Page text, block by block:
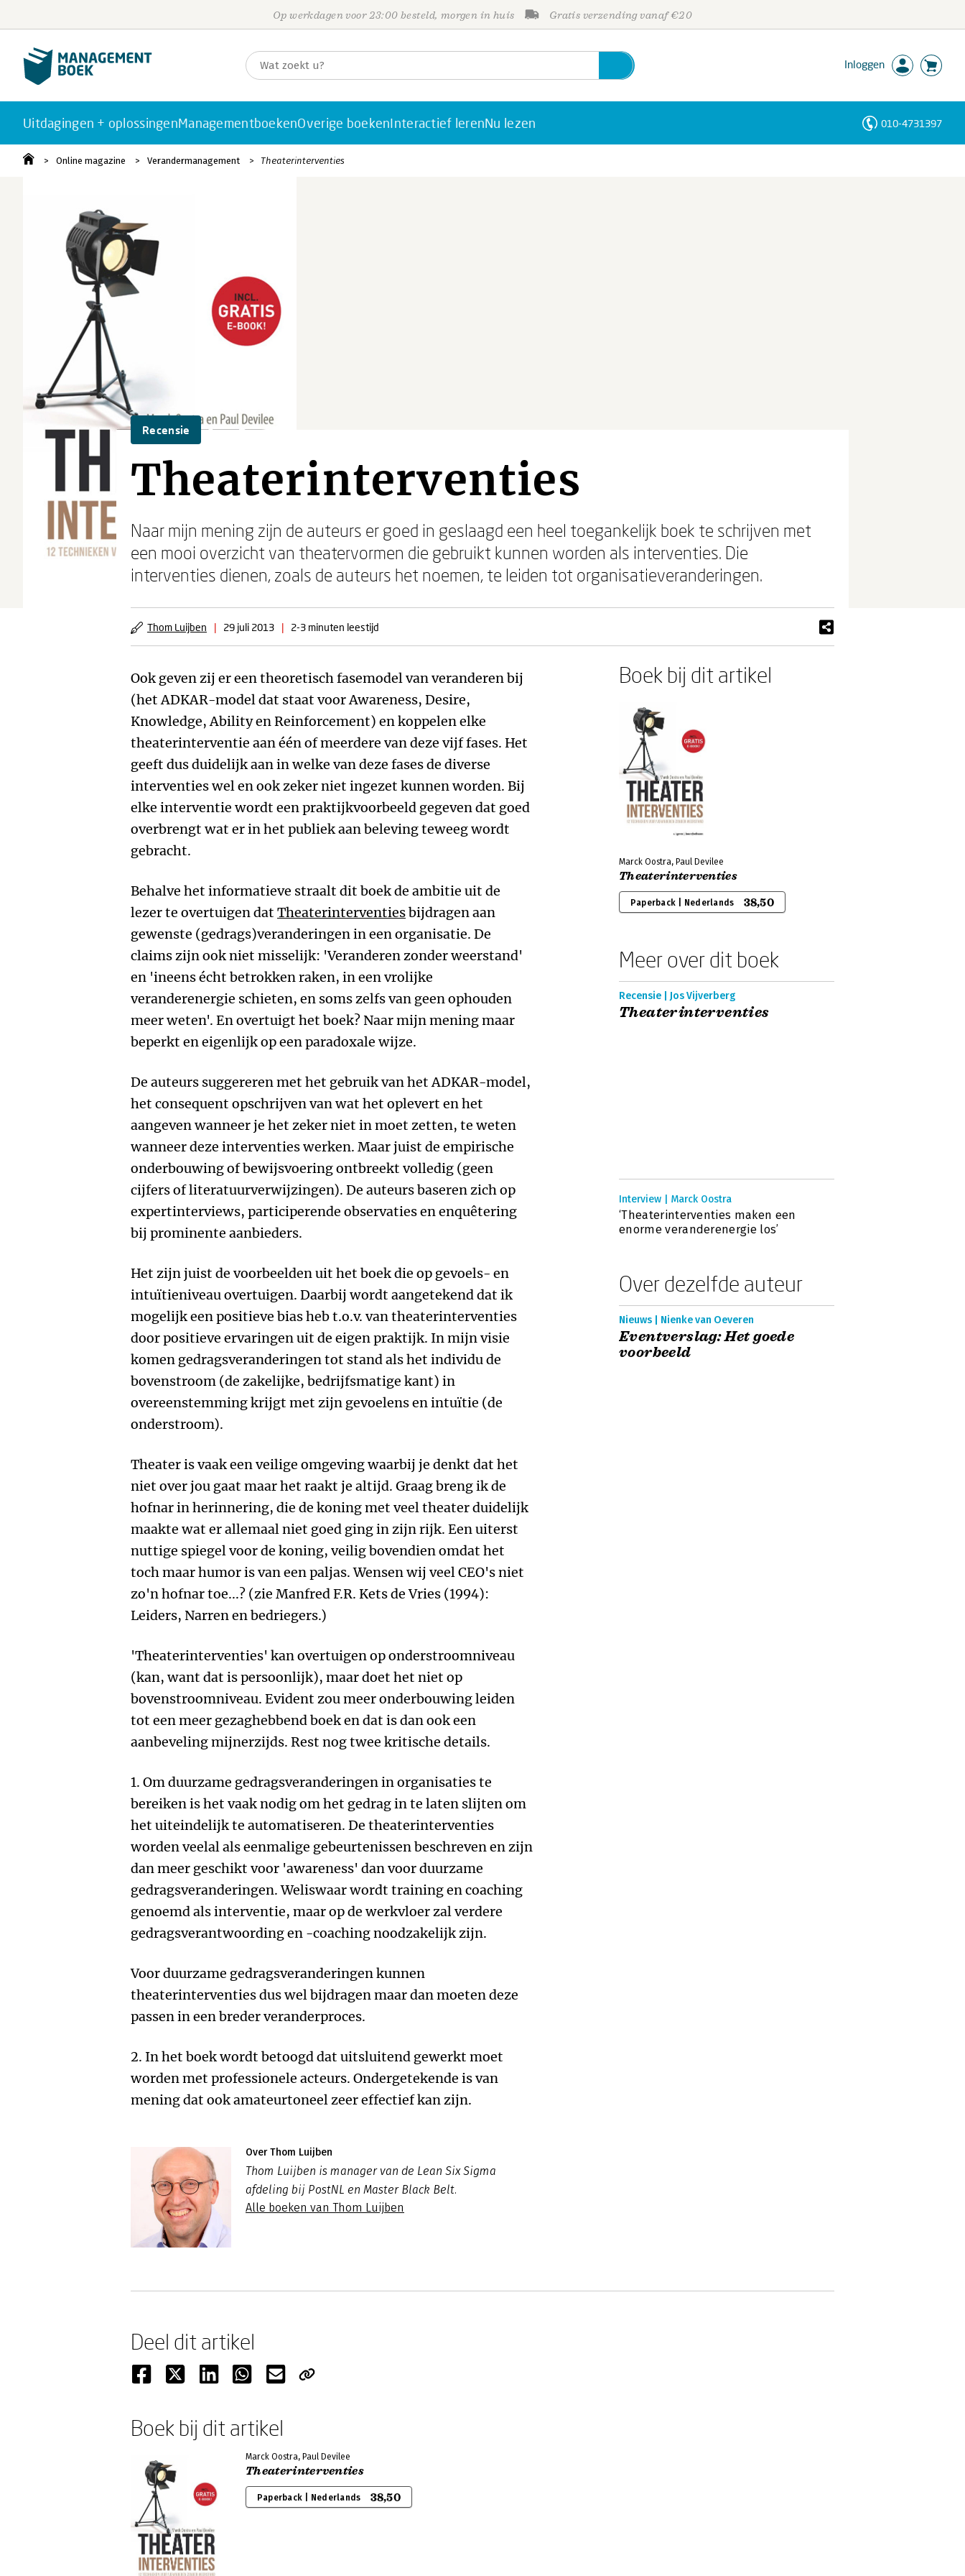
Op werkdagen voor 23:00 besteld, morgen in huis Gratis verzending vanaf €20
Inloggen
Uitdagingen + oplossingenManagementboekenOverige boekenInteractief lerenNu lezen 010-4731397
Online magazine Verandermanagement Theaterinterventies
Recensie
Theaterinterventies
Naar mijn mening zijn de auteurs er goed in geslaagd een heel toegankelijk boek te schrijven met
een mooi overzicht van theatervormen die gebruikt kunnen worden als interventies. Die
interventies dienen, zoals de auteurs het noemen, te leiden tot organisatieveranderingen.
Thom Luijben | 29 juli 2013 | 2-3 minuten leestijd
Ook geven zij er een theoretisch fasemodel van veranderen bij
(het ADKAR-model dat staat voor Awareness, Desire,
Knowledge, Ability en Reinforcement) en koppelen elke
theaterinterventie aan één of meerdere van deze vijf fases. Het
geeft dus duidelijk aan in welke van deze fases de diverse
interventies wel en ook zeker niet ingezet kunnen worden. Bij
elke interventie wordt een praktijkvoorbeeld gegeven dat goed
overbrengt wat er in het publiek aan beleving teweeg wordt
gebracht.
Behalve het informatieve straalt dit boek de ambitie uit de
lezer te overtuigen dat Theaterinterventiesbijdragen aan
gewenste (gedrags)veranderingen in een organisatie. De
claims zijn ook niet misselijk: 'Veranderen zonder weerstand'
en 'ineens écht betrokken raken, in een vrolijke
veranderenergie schieten, en soms zelfs van geen ophouden
meer weten'. En overtuigt het boek? Naar mijn mening maar
beperkt en eigenlijk op een paradoxale wijze.
De auteurs suggereren met het gebruik van het ADKAR-model,
het consequent opschrijven van wat het oplevert en het
aangeven wanneer je het zeker niet in moet zetten, te weten
wanneer deze interventies werken. Maar juist de empirische
onderbouwing of bewijsvoering ontbreekt volledig (geen
cijfers of literatuurverwijzingen). De auteurs baseren zich op
expertinterviews, participerende observaties en enquêtering
bij prominente aanbieders.
Het zijn juist de voorbeelden uit het boek die op gevoels- en
intuïtieniveau overtuigen. Daarbij wordt aangetekend dat ik
mogelijk een positieve bias heb t.o.v. van theaterinterventies
door positieve ervaringen uit de eigen praktijk. In mijn visie
komen gedragsveranderingen tot stand als het individu de
bovenstroom (de zakelijke, bedrijfsmatige kant) in
overeenstemming krijgt met zijn gevoelens en intuïtie (de
onderstroom).
Theater is vaak een veilige omgeving waarbij je denkt dat het
niet over jou gaat maar het raakt je altijd. Graag breng ik de
hofnar in herinnering, die de koning met veel theater duidelijk
maakte wat er allemaal niet goed ging in zijn rijk. Een uiterst
nuttige spiegel voor de koning, veilig bovendien omdat het
toch maar humor is van een paljas. Wensen wij veel CEO's niet
zo'n hofnar toe...? (zie Manfred F.R. Kets de Vries (1994):
Leiders, Narren en bedriegers.)
'Theaterinterventies' kan overtuigen op onderstroomniveau
(kan, want dat is persoonlijk), maar doet het niet op
bovenstroomniveau. Evident zou meer onderbouwing leiden
tot een meer gezaghebbend boek en dat is dan ook een
aanbeveling mijnerzijds. Rest nog twee kritische details.
1. Om duurzame gedragsveranderingen in organisaties te
bereiken is het vaak nodig om het gedrag in te laten slijten om
het uiteindelijk te automatiseren. De theaterinterventies
worden veelal als eenmalige gebeurtenissen beschreven en zijn
dan meer geschikt voor 'awareness' dan voor duurzame
gedragsveranderingen. Weliswaar wordt training en coaching
genoemd als interventie, maar op de werkvloer zal verdere
gedragsverantwoording en -coaching noodzakelijk zijn.
Voor duurzame gedragsveranderingen kunnen
theaterinterventies dus wel bijdragen maar dan moeten deze
passen in een breder veranderproces.
2. In het boek wordt betoogd dat uitsluitend gewerkt moet
worden met professionele acteurs. Ondergetekende is van
mening dat ook amateurtoneel zeer effectief kan zijn.
Over Thom Luijben
Thom Luijben is manager van de Lean Six Sigma
afdeling bij PostNL en Master Black Belt.
Alle boeken van Thom Luijben
Boek bij dit artikel
Marck Oostra, Paul Devilee
Theaterinterventies
Paperback | Nederlands 38,50
Meer over dit boek
Recensie | Jos Vijverberg
Theaterinterventies
Interview | Marck Oostra
‘Theaterinterventies maken een
enorme veranderenergie los’
Over dezelfde auteur
Nieuws | Nienke van Oeveren
Eventverslag: Het goede
voorbeeld
Deel dit artikel
Boek bij dit artikel
Marck Oostra, Paul Devilee
Theaterinterventies
Paperback | Nederlands 38,50
Personen